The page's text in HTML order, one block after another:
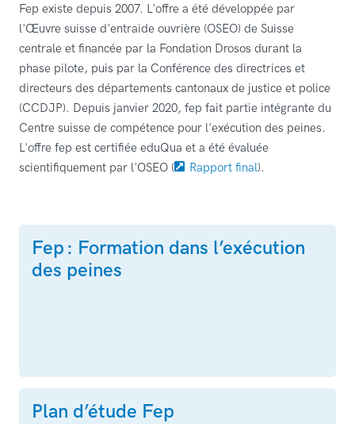
Fep existe depuis 2007. L'offre a été développée par
l'Œuvre suisse d'entraide ouvrière (OSEO) de Suisse
centrale et financée par la Fondation Drosos durant la
phase pilote, puis par la Conférence des directrices et
directeurs des départements cantonaux de justice et police
(CCDJP). Depuis janvier 2020, fep fait partie intégrante du
Centre suisse de compétence pour l'exécution des peines.
L'offre fep est certifiée eduQua et a été évaluée
scientifiquement par l'OSEO (
Rapport final).
Fep : Formation dans l’exécution
des peines
Plan d’étude Fep